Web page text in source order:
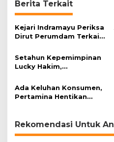
Berita Terkait
Kejari Indramayu Periksa
Dirut Perumdam Terkait
Miliar
Setahun Kepemimpinan
Lucky Hakim,
Mulai Terlihat
Ada Keluhan Konsumen,
Pertamina Hentikan
Rekomendasi Untuk